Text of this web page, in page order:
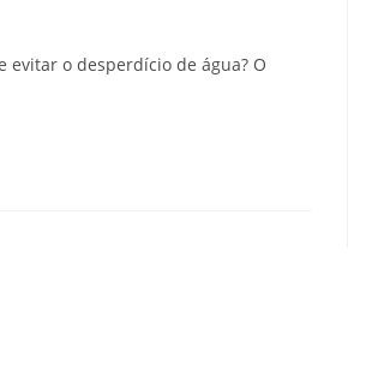
evitar o desperdício de água? O